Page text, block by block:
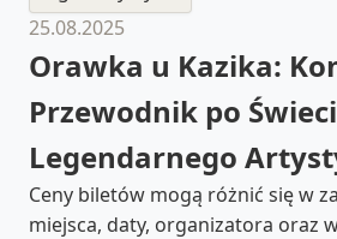
25.08.2025
Orawka u Kazika:
Przewodnik po
Legendarnego
Ceny biletów mogą różnić się w
miejsca, daty, organizatora oraz